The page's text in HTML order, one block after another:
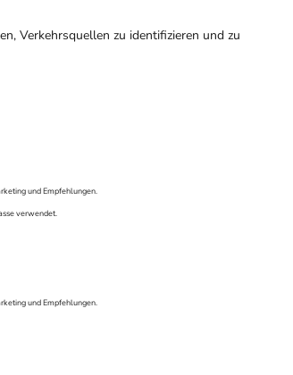
Verkehrsquellen zu identifizieren und zu
und Empfehlungen.
verwendet.
und Empfehlungen.